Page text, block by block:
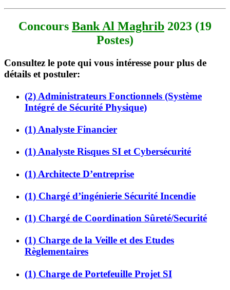
Concours Bank Al Maghrib 2023 (19
Postes)
Consultez le pote qui vous intéresse pour plus de
détails et postuler:
(2) Administrateurs Fonctionnels (Système
Intégré de Sécurité Physique)
(1) Analyste Financier
(1) Analyste Risques SI et Cybersécurité
(1) Architecte D’entreprise
(1) Chargé d’ingénierie Sécurité Incendie
(1) Chargé de Coordination Sûreté/Securité
(1) Charge de la Veille et des Etudes
Règlementaires
(1) Charge de Portefeuille Projet SI